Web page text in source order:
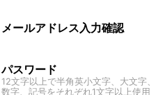
メールアドレス入力確認
パスワード
12文字以上で半角英小文字、大文字、
数字、記号をそれぞれ1文字以上使用